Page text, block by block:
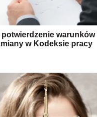
potwierdzenie
w Kodeksie pracy